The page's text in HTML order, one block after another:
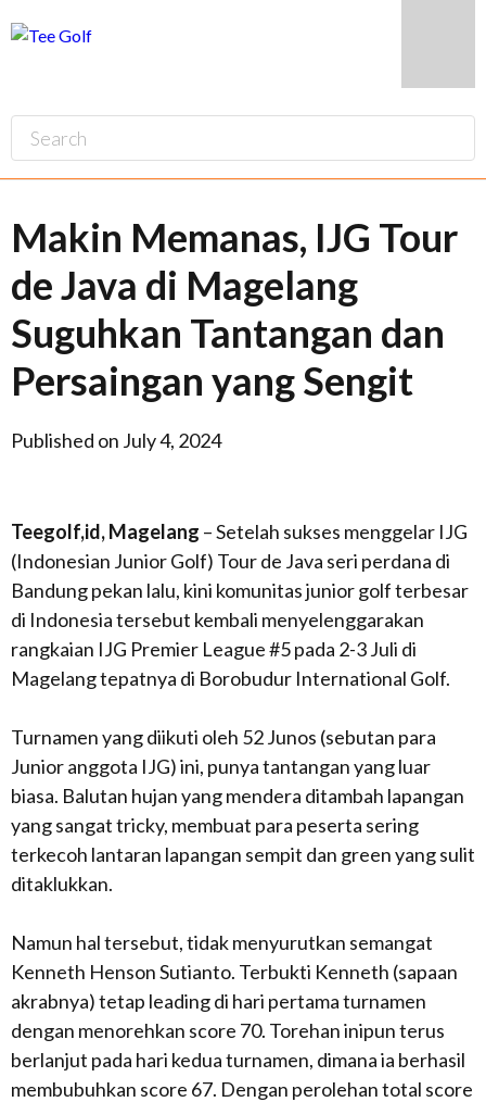
Makin Memanas, IJG Tour
de Java di Magelang
Suguhkan Tantangan dan
Persaingan yang Sengit
Published on July 4, 2024
Teegolf,id, Magelang – Setelah sukses menggelar IJG
(Indonesian Junior Golf) Tour de Java seri perdana di
Bandung pekan lalu, kini komunitas junior golf terbesar
di Indonesia tersebut kembali menyelenggarakan
rangkaian IJG Premier League #5 pada 2-3 Juli di
Magelang tepatnya di Borobudur International Golf.
Turnamen yang diikuti oleh 52 Junos (sebutan para
Junior anggota IJG) ini, punya tantangan yang luar
biasa. Balutan hujan yang mendera ditambah lapangan
yang sangattricky, membuat para peserta sering
terkecoh lantaran lapangan sempit dan greenyang sulit
ditaklukkan.
Namun hal tersebut, tidak menyurutkan semangat
Kenneth Henson Sutianto. Terbukti Kenneth (sapaan
akrabnya) tetap leading di hari pertama turnamen
dengan menorehkan score 70. Torehan inipun terus
berlanjut pada hari kedua turnamen, dimana ia berhasil
membubuhkan score 67. Dengan perolehan total score